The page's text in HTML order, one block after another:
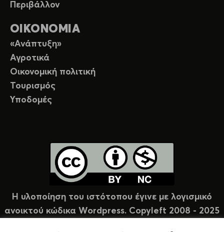
Περιβάλλον
ΟΙΚΟΝΟΜΙΑ
«Ανάπτυξη»
Αγροτικά
Οικονομική πολιτική
Τουρισμός
Υποδομές
Η υλοποίηση του ιστότοπου έγινε με λογισμικό
ανοικτού κώδικα Wordpress. Copyleft 2008 - 2025